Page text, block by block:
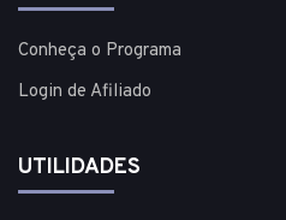
Conheça o Programa
Login de Afiliado
UTILIDADES